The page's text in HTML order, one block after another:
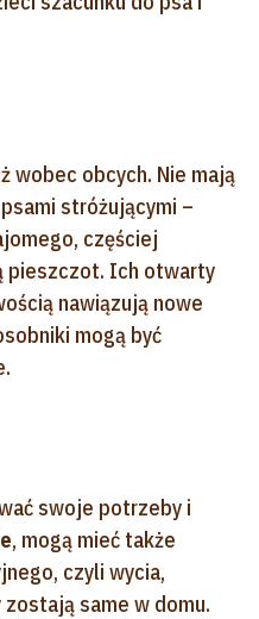
wobec obcych. Nie mają
stróżującymi –
częściej
pieszczot. Ich otwarty
nawiązują nowe
mogą być
swoje potrzeby i
, mogą mieć także
czyli wycia,
same w domu.